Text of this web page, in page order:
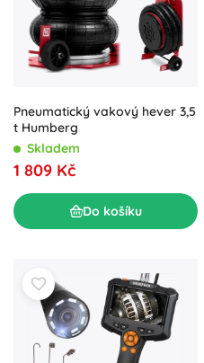
Pneumatický vakový hever 3,5
t Humberg
Skladem
1 809 Kč
Do košíku